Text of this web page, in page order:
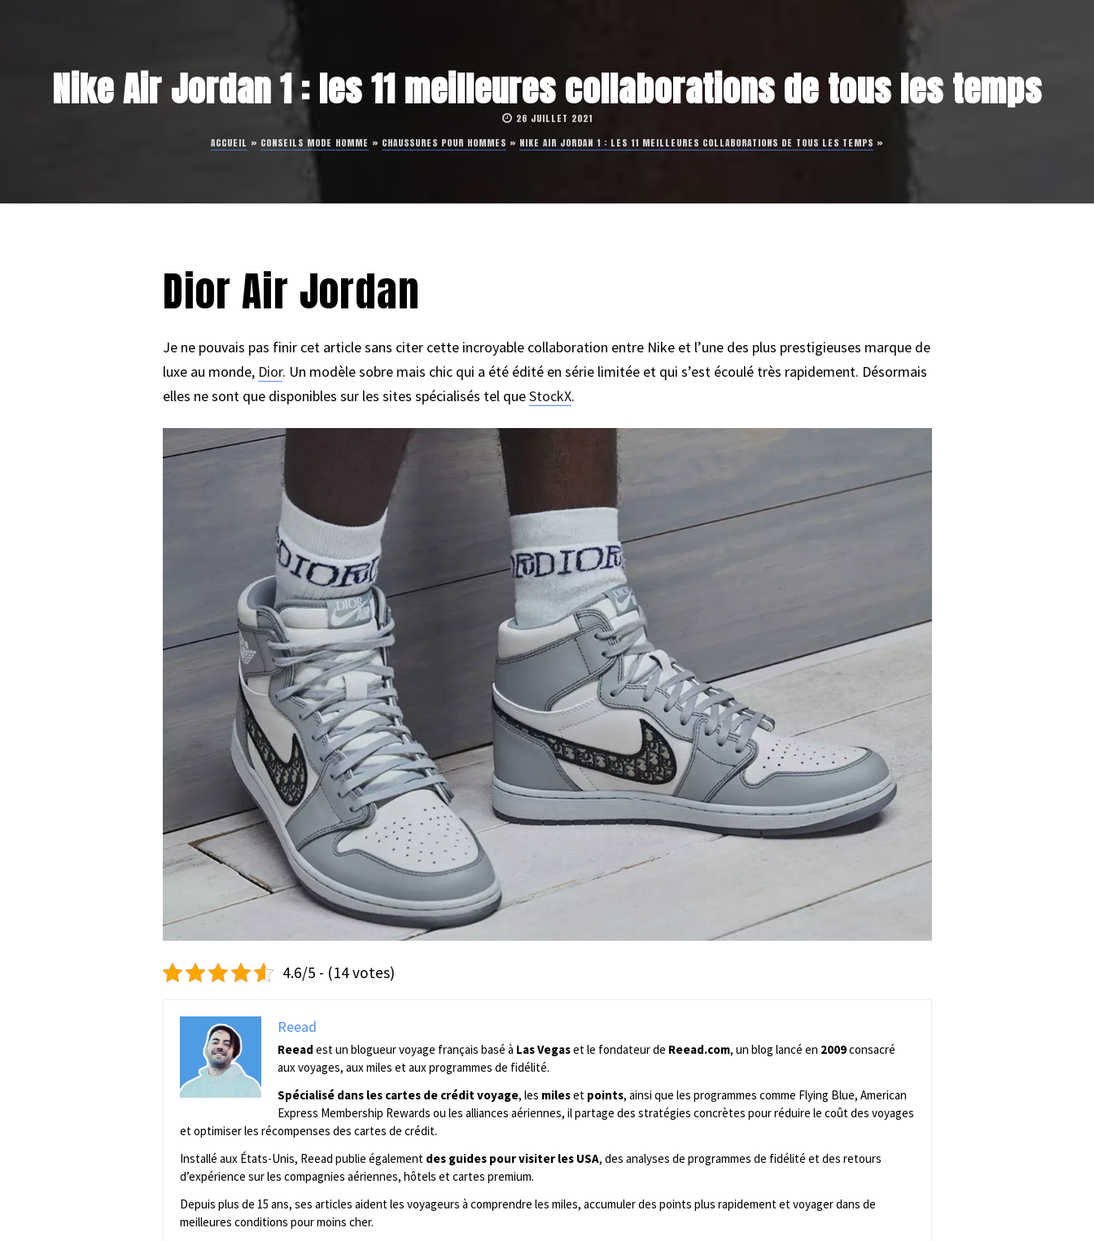
Nike Air Jordan 1 : les 11 meilleures collaborations de tous les temps
26 JUILLET 2021
ACCUEIL » CONSEILS MODE HOMME » CHAUSSURES POUR HOMMES » NIKE AIR JORDAN 1 : LES 11 MEILLEURES COLLABORATIONS DE TOUS LES TEMPS »
Dior Air Jordan
Je ne pouvais pas finir cet article sans citer cette incroyable collaboration entre Nike et l’une des plus prestigieuses marque de
luxe au monde, Dior. Un modèle sobre mais chic qui a été édité en série limitée et qui s’est écoulé très rapidement. Désormais
elles ne sont que disponibles sur les sites spécialisés tel queStockX.
4.6/5 - (14 votes)
Reead
Reead est un blogueur voyage français basé à Las Vegaset le fondateur de Reead.com, un blog lancé en 2009consacré
aux voyages, aux miles et aux programmes de fidélité.
Spécialisé dans les cartes de crédit voyage, les mileset points, ainsi que les programmes comme Flying Blue, American
Express Membership Rewards ou les alliances aériennes, il partage des stratégies concrètes pour réduire le coût des voyages
et optimiser les récompenses des cartes de crédit.
Installé aux États-Unis, Reead publie également des guides pour visiter les USA, des analyses de programmes de fidélité et des retours
d’expérience sur les compagnies aériennes, hôtels et cartes premium.
Depuis plus de 15 ans, ses articles aident les voyageurs à comprendre les miles, accumuler des points plus rapidement et voyager dans de
meilleures conditions pour moins cher.